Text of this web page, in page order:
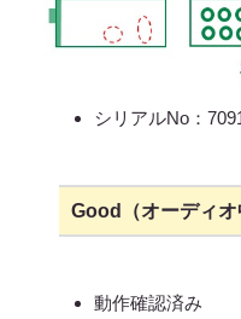
シリアルNo：
Good（オーディオ
動作確認済み